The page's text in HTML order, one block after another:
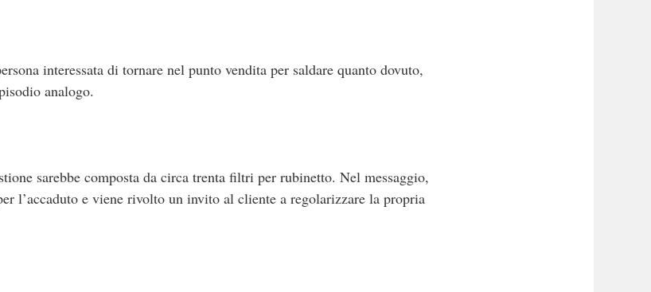
interessata di tornare nel punto vendita per saldare quanto dovuto,
analogo.
sarebbe composta da circa trenta filtri per rubinetto. Nel messaggio,
l’accaduto e viene rivolto un invito al cliente a regolarizzare la propria